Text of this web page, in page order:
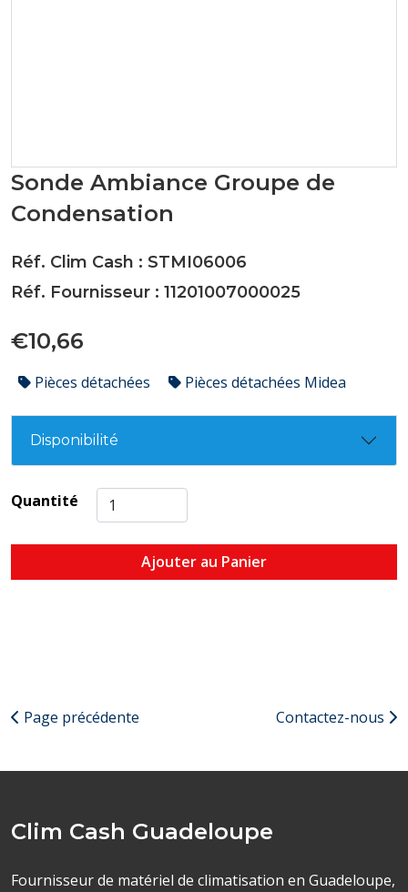
Sonde Ambiance Groupe de
Condensation
Réf. Clim Cash : STMI06006
Réf. Fournisseur : 11201007000025
€10,66
Pièces détachées Pièces détachées Midea
Disponibilité
Quantité
Ajouter au Panier
Page précédente Contactez-nous
Clim Cash Guadeloupe
Fournisseur de matériel de climatisation en Guadeloupe,